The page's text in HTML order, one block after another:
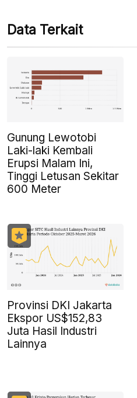
Data Terkait
Gunung Lewotobi
Laki-laki Kembali
Erupsi Malam Ini,
Tinggi Letusan Sekitar
600 Meter
Provinsi DKI Jakarta
Ekspor US$152,83
Juta Hasil Industri
Lainnya